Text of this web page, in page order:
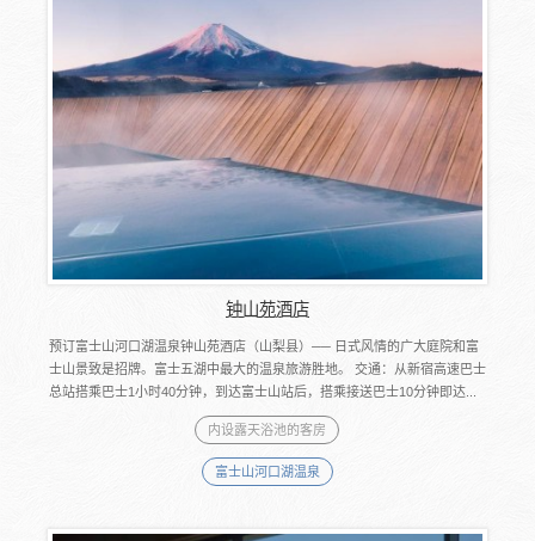
钟山苑酒店
预订富士山河口湖温泉钟山苑酒店（山梨县）── 日式风情的广大庭院和富
士山景致是招牌。富士五湖中最大的温泉旅游胜地。 交通：从新宿高速巴士
总站搭乘巴士1小时40分钟，到达富士山站后，搭乘接送巴士10分钟即达...
内设露天浴池的客房
富士山河口湖温泉